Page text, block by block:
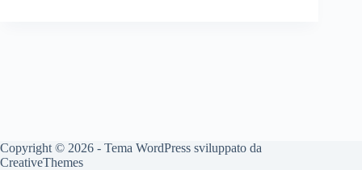
Copyright © 2026 - Tema WordPress sviluppato da
CreativeThemes